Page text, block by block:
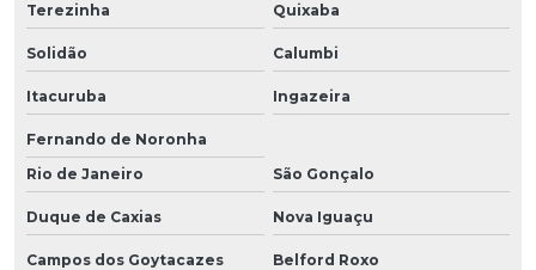
Terezinha Quixaba
Solidão Calumbi
Itacuruba Ingazeira
Fernando de Noronha
Rio de Janeiro
São Gonçalo
Duque de Caxias Nova Iguaçu
Campos dos Goytacazes Belford Roxo